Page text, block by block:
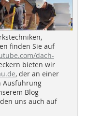
finden Sie auf
dach-
bieten wir
, der an einer
Ausführung
Blog
uns auch auf